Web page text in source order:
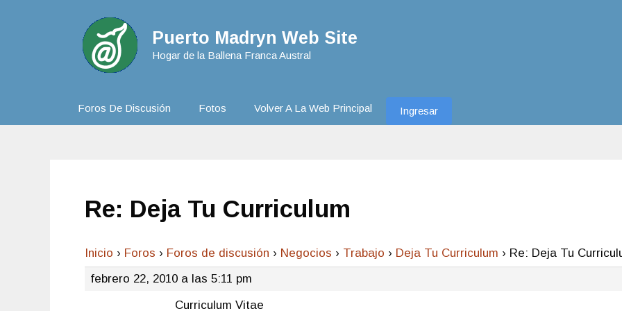
Puerto Madryn Web Site
Hogar de la Ballena Franca Austral
Foros De Discusión Fotos Volver A La Web Principal Ingresar
Re: Deja Tu Curriculum
Inicio › Foros › Foros de discusión › Negocios › Trabajo › Deja Tu Curriculum › Re: Deja Tu
febrero 22, 2010 a las 5:11 pm
Curriculum Vitae